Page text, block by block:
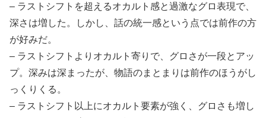
– ラストシフトを超えるオカルト感と過激なグロ表現で、
深さは増した。しかし、話の統一感という点では前作の方
が好みだ。
– ラストシフトよりオカルト寄りで、グロさが一段とアッ
プ。深みは深まったが、物語のまとまりは前作のほうがし
っくりくる。
– ラストシフト以上にオカルト要素が強く、グロさも増し